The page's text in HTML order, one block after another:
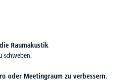
Raumakustik
schweben.
oder Meetingraum zu verbessern.